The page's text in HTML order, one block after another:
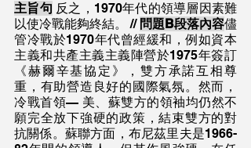
主旨句 反之，1970年代的領導層因素難
以使冷戰能夠終結。 // 問題B段落內容儘
管冷戰於1970年代曾經緩和，例如資本
主義和共產主義主義陣營於1975年簽訂
《赫爾辛基協定》，雙方承諾互相尊
重，有助營造良好的國際氣氛。然而，
冷戰首領— 美、蘇雙方的領袖均仍然不
願完全放下強硬的政策，結束雙方的對
抗關係。蘇聯方面，布尼茲里夫是1966-